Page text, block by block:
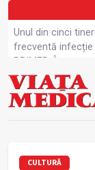
Unul din cinci
frecventă infecție
PRIMER:
pacienții în pericol
Subiecte unice la
Comercializarea
caniculă?
CULTURĂ